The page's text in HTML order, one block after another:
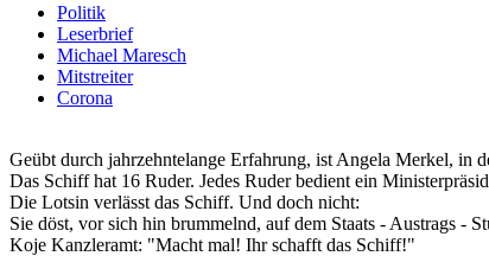
Politik
Leserbrief
Michael Maresch
Mitstreiter
Corona
Geübt durch jahrzehntelange Erfahrung, ist Angela Merkel, in
Das Schiff hat 16 Ruder. Jedes Ruder bedient ein
Die Lotsin verlässt das Schiff. Und doch nicht:
Sie döst, vor sich hin brummelnd, auf dem Staats - Austrags -
Koje Kanzleramt: "Macht mal! Ihr schafft das Schiff!"